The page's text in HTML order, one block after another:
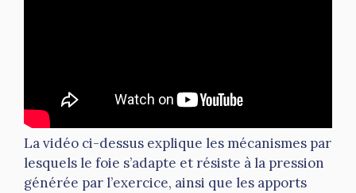
La vidéo ci-dessus explique les mécanismes par
lesquels le foie s’adapte et résiste à la pression
générée par l’exercice, ainsi que les apports